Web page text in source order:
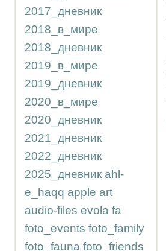
2017_дневник
2018_в_мире
2018_дневник
2019_в_мире
2019_дневник
2020_в_мире
2020_дневник
2021_дневник
2022_дневник
2025_дневник ahl-
e_haqq apple art
audio-files evola fa
foto_events foto_family
foto_fauna foto_friends